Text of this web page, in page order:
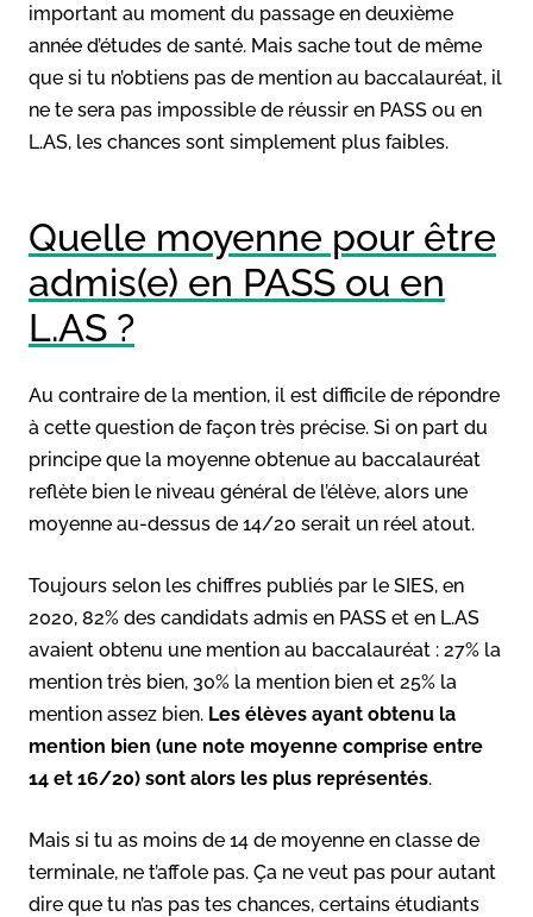
important au moment du passage en deuxième
année d’études de santé. Mais sache tout de même
que si tu n’obtiens pas de mention au baccalauréat, il
ne te sera pas impossible de réussir en PASS ou en
L.AS, les chances sont simplement plus faibles.
Quelle moyenne pour être
admis(e) en PASS ou en
L.AS ?
Au contraire de la mention, il est difficile de répondre
à cette question de façon très précise. Si on part du
principe que la moyenne obtenue au baccalauréat
reflète bien le niveau général de l’élève, alors une
moyenne au-dessus de 14/20 serait un réel atout.
Toujours selon les chiffres publiés par le SIES, en
2020, 82% des candidats admis en PASS et en L.AS
avaient obtenu une mention au baccalauréat : 27% la
mention très bien, 30% la mention bien et 25% la
mention assez bien. Les élèves ayant obtenu la
mention bien (une note moyenne comprise entre
14 et 16/20) sont alors les plus représentés.
Mais si tu as moins de 14 de moyenne en classe de
terminale, ne t’affole pas. Ça ne veut pas pour autant
dire que tu n’as pas tes chances, certains étudiants